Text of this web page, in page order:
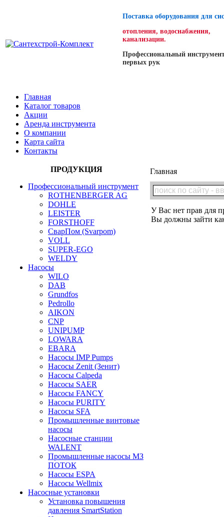
Поставка оборудования для
отопления, водоснабжения,
канализации.
Профессиональный
первых рук
Главная
Каталог товаров
Акции
Аренда инструмента
О компании
Карта сайта
Контакты
ПРОДУКЦИЯ
Профессиональный инструмент
ROTHENBERGER AG
DOHLE
LEISTER
FORSTHOFF
СварПом (Svarpom)
VOLL
SUPER-EGO
WELDY
Насосы
WILO
DAB
Grundfos
Pedrollo
AIKON
CNP
UNIPUMP
LOWARA
EBARA
Насосы IMP Pumps
Насосы Zenit (Зенит)
Насосы Calpeda
Насосы SAER
Насосы FANCY
Насосы PURITY
Насосы SFA
Промышленные винтовые
насосы
Насосные станции
WALENT
Промышленные насосы МЗ
ПОТОК
Насосы ESPA
Насосы Wellmix
Насосные установки
Установка повышения
давления SmartStation
Главная
У Вас нет прав для
Вы должны зайти